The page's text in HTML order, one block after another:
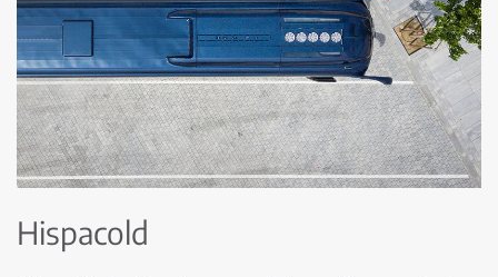
Hispacold